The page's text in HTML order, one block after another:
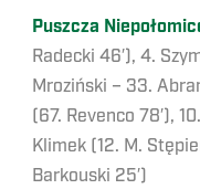
Puszcza
Radecki 46′), 4.
Mroziński – 33.
(67. Revenco 78′),
Klimek (12. M.
Barkouski 25′)